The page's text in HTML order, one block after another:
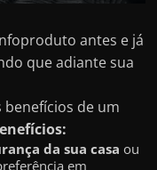
antes e já
que adiante sua
benefícios de um
da sua casa ou
em